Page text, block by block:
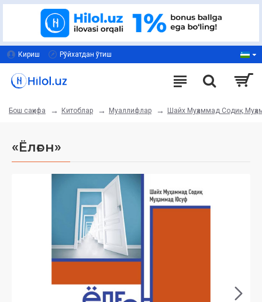
Кириш Рўйхатдан ўтиш
Бош саҳифа Китоблар Муаллифлар Шайх Муҳаммад Содиқ
«Ёлғон»